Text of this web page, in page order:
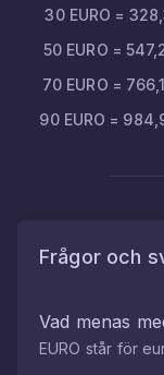
30 EURO =
50 EURO =
70 EURO =
90 EURO =
Frågor och
Vad menas
EURO står för